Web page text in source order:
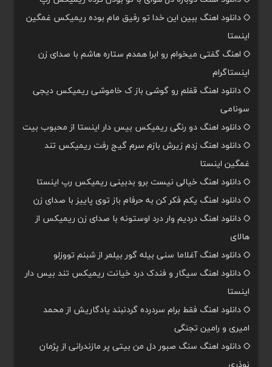
دانلود اهنگ ببین این خدا تو رفیق مام بوده ریمیکس غمگین
اینستا
اهنگ گفتی میخوام رو ابرا همدم ستاره هاشم با صدای زن
اینستاگرام
دانلود اهنگ قفلم رو گوشی باز ک خاموشی ریمیکس دیجی
سونامی
دانلود اهنگ دو رنگی ریمیکس بیس دار اینستا از محبوب بیت
دانلود اهنگ زدم زیرش بازم سرم گیج رفت ریمیکس تند
غمگین اینستا
دانلود اهنگ خیالی نیست برو بدبینی ریمیکس رپ اینستا
دانلود اهنگ یکم فکر کن به حرفام باز توی پاییز با صدای زن
دانلود اهنگ دردیم وار درد اوستونه با صدای زن ریمیکس از
هالای
دانلود اهنگ آغلاما سنی بیله گور بیلمر از شبنم تووزلو
دانلود اهنگ سیگار و فندک درد خیانت ریمیکس تند بیس دار
اینستا
دانلود اهنگ فقط برام سردرده گردنبند یادگاریش از محمد
امیری و رامین تجنگی
دانلود اهنگ سنگ صبور دل من بیتی پر مازندرانی از پژمان
نوذری